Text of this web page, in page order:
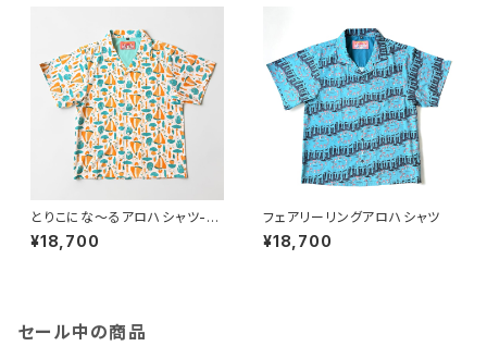
とりこにな〜るアロハシャツ-イ
エロー
¥18,700
フェアリーリングアロハシャツ
¥18,700
セール中の商品